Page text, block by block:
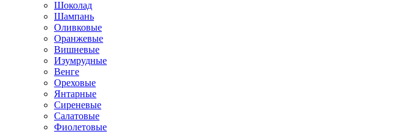
Шоколад
Шампань
Оливковые
Оранжевые
Вишневые
Изумрудные
Венге
Ореховые
Янтарные
Сиреневые
Салатовые
Фиолетовые